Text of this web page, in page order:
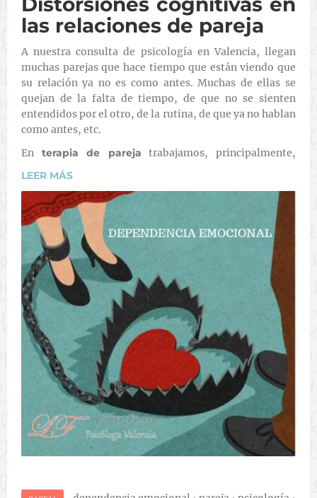
las relaciones de pareja
A nuestra consulta de psicología en Valencia, llegan
muchas parejas que hace tiempo que están viendo que
su relación ya no es como antes. Muchas de ellas se
quejan de la falta de tiempo, de que no se sienten
entendidos por el otro, de la rutina, de que ya no hablan
como antes, etc.
En terapia de pareja trabajamos, principalmente,
LEER MÁS